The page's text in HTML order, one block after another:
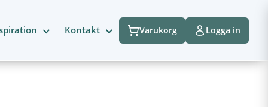
Kontakt Varukorg Logga in